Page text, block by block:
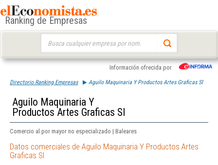
Ranking de Empresas
Información ofrecida por
Directorio Ranking Empresas Aguilo Maquinaria Y Productos Artes Graficas Sl
Aguilo Maquinaria Y
Productos Artes Graficas Sl
Comercio al por mayor no especializado | Baleares
Datos comerciales de Aguilo Maquinaria Y Productos Artes
Graficas Sl